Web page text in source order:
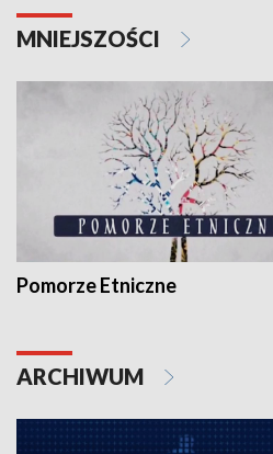
MNIEJSZOŚCI
Pomorze Etniczne
ARCHIWUM